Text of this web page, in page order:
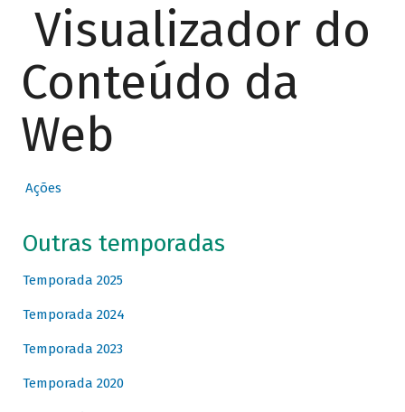
Visualizador do
Conteúdo da
Web
Ações
Outras temporadas
Temporada 2025
Temporada 2024
Temporada 2023
Temporada 2020